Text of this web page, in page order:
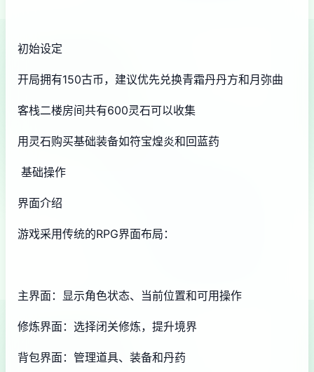
初始设定
开局拥有150古币，建议优先兑换青霜丹丹方和月弥曲
客栈二楼房间共有600灵石可以收集
用灵石购买基础装备如符宝煌炎和回蓝药
基础操作
界面介绍
游戏采用传统的RPG界面布局：
主界面：显示角色状态、当前位置和可用操作
修炼界面：选择闭关修炼，提升境界
背包界面：管理道具、装备和丹药